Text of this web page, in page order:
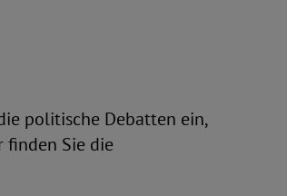
politische Debatten ein,
finden Sie die